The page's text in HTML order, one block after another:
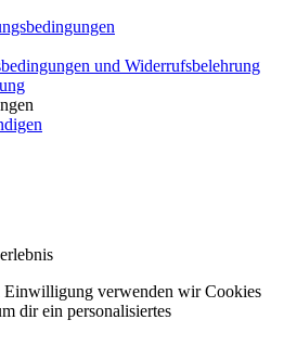
und Widerrufsbelehrung
verwenden wir Cookies
dir ein personalisiertes